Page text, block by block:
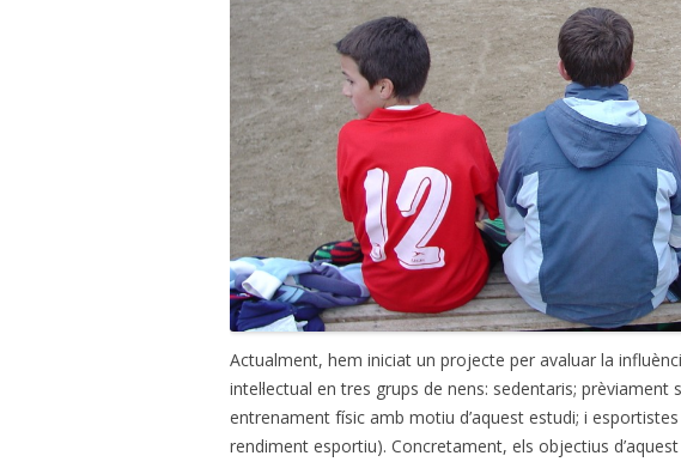
Actualment, hem iniciat un projecte per avaluar la
intel·lectual en tres grups de nens: sedentaris;
entrenament físic amb motiu d’aquest estudi; i
rendiment esportiu). Concretament, els objectius